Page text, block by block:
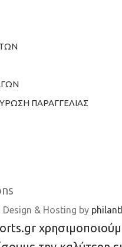
ΠΑΡΑΓΓΕΛΙΑΣ
& Hosting by